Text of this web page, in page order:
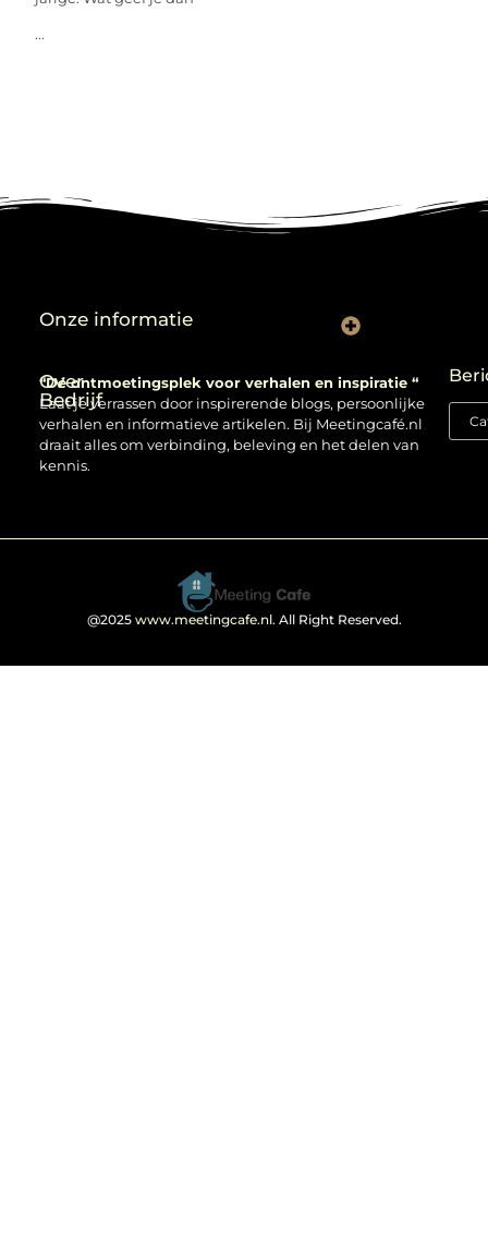
...
Over
Bedrijf
“Dé ontmoetingsplek voor verhalen en inspiratie “
Laat je verrassen door inspirerende blogs, persoonlijke
verhalen en informatieve artikelen. Bij Meetingcafé.nl
draait alles om verbinding, beleving en het delen van
kennis.
Onze informatie
@2025 www.meetingcafe.nl. All Right Reserved.